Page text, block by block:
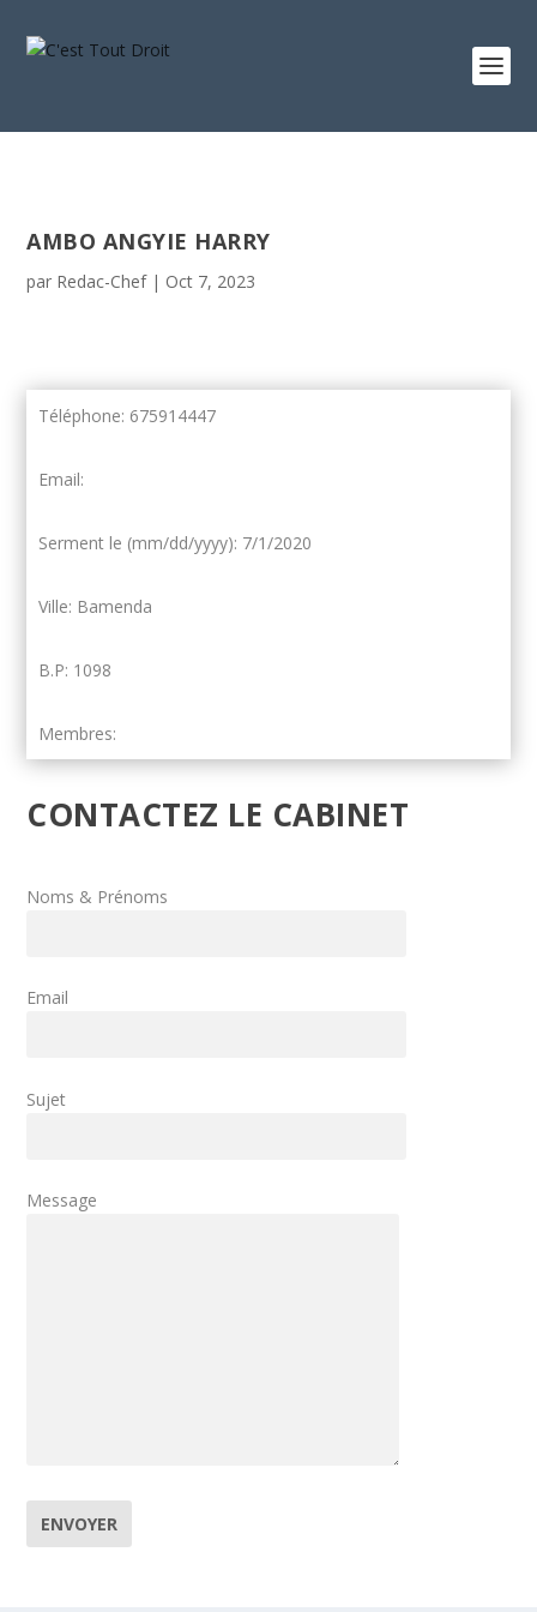
AMBO ANGYIE HARRY
par Redac-Chef| Oct 7, 2023
Téléphone: 675914447
Email:
Serment le (mm/dd/yyyy): 7/1/2020
Ville: Bamenda
B.P: 1098
Membres:
CONTACTEZ LE CABINET
Noms & Prénoms
Email
Sujet
Message